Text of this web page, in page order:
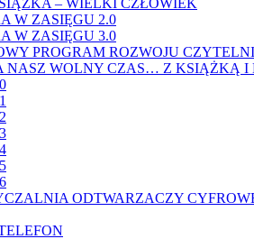
– WIELKI CZŁOWIEK
W ZASIĘGU 2.0
W ZASIĘGU 3.0
PROGRAM ROZWOJU
NASZ WOLNY CZAS… Z KSIĄŻKĄ I
ODTWARZACZY